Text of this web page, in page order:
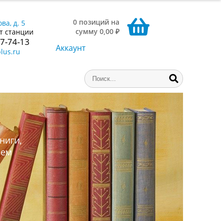
д. 5
станции
74-13
0 позиций на
сумму 0,00 ₽
Аккаунт